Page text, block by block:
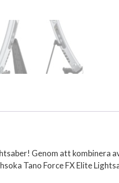
Genom att kombinera
Tano Force FX Elite